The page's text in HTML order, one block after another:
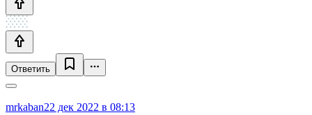
Ответить
mrkaban22 дек 2022 в 08:13